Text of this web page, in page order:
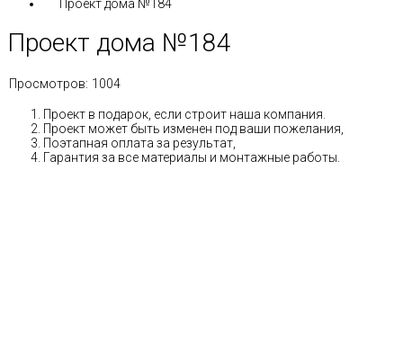
Проект дома №184
Проект дома №184
Просмотров: 1004
Проект в подарок, если строит наша компания.
Проект может быть изменен под ваши пожелания,
Поэтапная оплата за результат,
Гарантия за все материалы и монтажные работы.